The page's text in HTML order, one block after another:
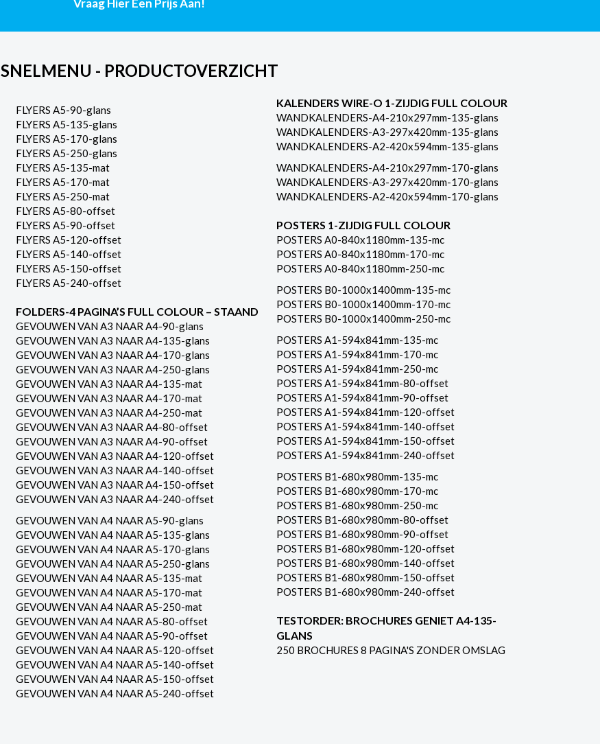
Vraag Hier Een Prijs Aan!
SNELMENU - PRODUCTOVERZICHT
FLYERS A5-90-glans
FLYERS A5-135-glans
FLYERS A5-170-glans
FLYERS A5-250-glans
FLYERS A5-135-mat
FLYERS A5-170-mat
FLYERS A5-250-mat
FLYERS A5-80-offset
FLYERS A5-90-offset
FLYERS A5-120-offset
FLYERS A5-140-offset
FLYERS A5-150-offset
FLYERS A5-240-offset
FOLDERS-4 PAGINA’S FULL COLOUR – STAAND
GEVOUWEN VAN A3 NAAR A4-90-glans
GEVOUWEN VAN A3 NAAR A4-135-glans
GEVOUWEN VAN A3 NAAR A4-170-glans
GEVOUWEN VAN A3 NAAR A4-250-glans
GEVOUWEN VAN A3 NAAR A4-135-mat
GEVOUWEN VAN A3 NAAR A4-170-mat
GEVOUWEN VAN A3 NAAR A4-250-mat
GEVOUWEN VAN A3 NAAR A4-80-offset
GEVOUWEN VAN A3 NAAR A4-90-offset
GEVOUWEN VAN A3 NAAR A4-120-offset
GEVOUWEN VAN A3 NAAR A4-140-offset
GEVOUWEN VAN A3 NAAR A4-150-offset
GEVOUWEN VAN A3 NAAR A4-240-offset
GEVOUWEN VAN A4 NAAR A5-90-glans
GEVOUWEN VAN A4 NAAR A5-135-glans
GEVOUWEN VAN A4 NAAR A5-170-glans
GEVOUWEN VAN A4 NAAR A5-250-glans
GEVOUWEN VAN A4 NAAR A5-135-mat
GEVOUWEN VAN A4 NAAR A5-170-mat
GEVOUWEN VAN A4 NAAR A5-250-mat
GEVOUWEN VAN A4 NAAR A5-80-offset
GEVOUWEN VAN A4 NAAR A5-90-offset
GEVOUWEN VAN A4 NAAR A5-120-offset
GEVOUWEN VAN A4 NAAR A5-140-offset
GEVOUWEN VAN A4 NAAR A5-150-offset
GEVOUWEN VAN A4 NAAR A5-240-offset
KALENDERS WIRE-O 1-ZIJDIG FULL COLOUR
WANDKALENDERS-A4-210x297mm-135-glans
WANDKALENDERS-A3-297x420mm-135-glans
WANDKALENDERS-A2-420x594mm-135-glans
WANDKALENDERS-A4-210x297mm-170-glans
WANDKALENDERS-A3-297x420mm-170-glans
WANDKALENDERS-A2-420x594mm-170-glans
POSTERS 1-ZIJDIG FULL COLOUR
POSTERS A0-840x1180mm-135-mc
POSTERS A0-840x1180mm-170-mc
POSTERS A0-840x1180mm-250-mc
POSTERS B0-1000x1400mm-135-mc
POSTERS B0-1000x1400mm-170-mc
POSTERS B0-1000x1400mm-250-mc
POSTERS A1-594x841mm-135-mc
POSTERS A1-594x841mm-170-mc
POSTERS A1-594x841mm-250-mc
POSTERS A1-594x841mm-80-offset
POSTERS A1-594x841mm-90-offset
POSTERS A1-594x841mm-120-offset
POSTERS A1-594x841mm-140-offset
POSTERS A1-594x841mm-150-offset
POSTERS A1-594x841mm-240-offset
POSTERS B1-680x980mm-135-mc
POSTERS B1-680x980mm-170-mc
POSTERS B1-680x980mm-250-mc
POSTERS B1-680x980mm-80-offset
POSTERS B1-680x980mm-90-offset
POSTERS B1-680x980mm-120-offset
POSTERS B1-680x980mm-140-offset
POSTERS B1-680x980mm-150-offset
POSTERS B1-680x980mm-240-offset
TESTORDER: BROCHURES GENIET A4-135-
GLANS
250 BROCHURES 8 PAGINA'S ZONDER OMSLAG